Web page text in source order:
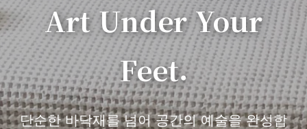
Art Under Your
Feet.
단순한 바닥재를 넘어 공간의 예술을 완성합